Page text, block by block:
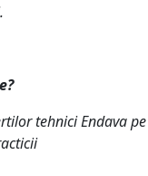
tehnici Endava pe